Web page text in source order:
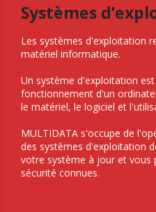
Systèmes
Les systèmes d'exploitation
matériel informatique.
Un système d'exploitation
fonctionnement d'un
le matériel, le logiciel et
MULTIDATA s'occupe de
des systèmes d'exploitation
votre système à jour et vous
sécurité connues.